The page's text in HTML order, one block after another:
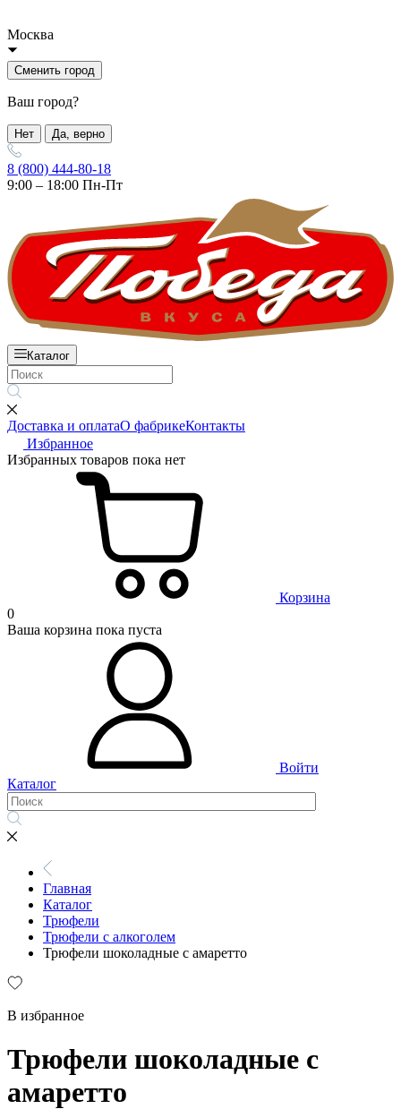
Москва
Сменить город
Ваш город?
Нет Да, верно
8 (800) 444-80-18
9:00 – 18:00 Пн-Пт
Каталог
Доставка и оплатаО фабрикеКонтакты
Избранное
Избранных товаров пока нет
Корзина
0
Ваша корзина пока пуста
Войти
Каталог
Главная
Каталог
Трюфели
Трюфели с алкоголем
Трюфели шоколадные с амаретто
В избранное
Трюфели шоколадные с
амаретто